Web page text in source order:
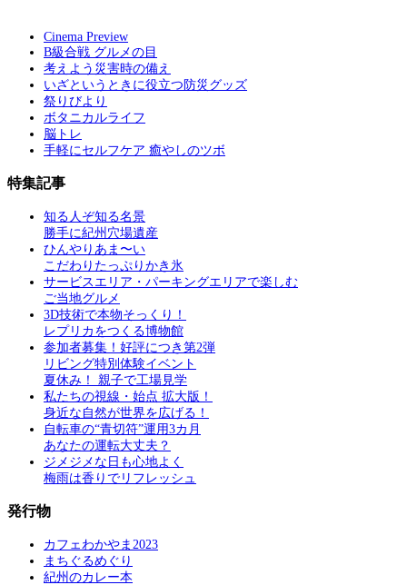
Cinema Preview
B級合戦 グルメの目
考えよう災害時の備え
いざというときに役立つ防災グッズ
祭りびより
ボタニカルライフ
脳トレ
手軽にセルフケア 癒やしのツボ
特集記事
知る人ぞ知る名景
勝手に紀州穴場遺産
ひんやりあま〜い
こだわりたっぷりかき氷
サービスエリア・パーキングエリアで楽しむ
ご当地グルメ
3D技術で本物そっくり！
レプリカをつくる博物館
参加者募集！好評につき第2弾
リビング特別体験イベント
夏休み！ 親子で工場見学
私たちの視線・始点 拡大版！
身近な自然が世界を広げる！
自転車の“青切符”運用3カ月
あなたの運転大丈夫？
ジメジメな日も心地よく
梅雨は香りでリフレッシュ
発行物
カフェわかやま2023
まちぐるめぐり
紀州のカレー本